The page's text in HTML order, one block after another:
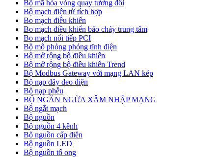
Bộ mã hóa vòng quay tương đối
Bộ mạch điện tử tích hợp
Bo mạch điều khiển
Bo mạch điều khiển báo cháy trung tâm
Bo mạch nối tiếp PCI
Bộ mô phỏng phóng tĩnh điện
Bộ mở rộng bộ điều khiển
Bộ mở rộng bộ điều khiển Trend
Bộ Modbus Gateway với mạng LAN kép
Bộ nạp dây đeo điện
Bộ nạp phễu
BỘ NGĂN NGỪA XÂM NHẬP MẠNG
Bộ ngắt mạch
Bộ nguồn
Bộ nguồn 4 kênh
Bộ nguồn cấp điện
Bộ nguồn LED
Bộ nguồn tổ ong